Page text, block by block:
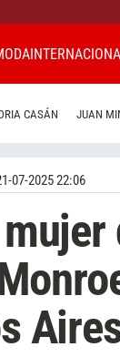
CASÁN JUAN
07-2025 22:06